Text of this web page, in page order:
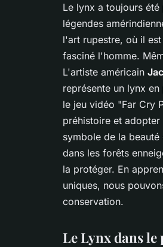
Le lynx a toujours
légendes
l'art rupestre, où il
fasciné l'homme.
L'artiste américain
représente un lynx
le jeu vidéo "Far Cry
préhistoire et
symbole de la
dans les forêts
la protéger. En
uniques, nous
conservation.
Le Lynx dans